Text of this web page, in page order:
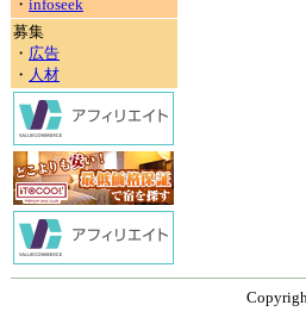
・ infoseek
募集
・ 広告
・ 人材